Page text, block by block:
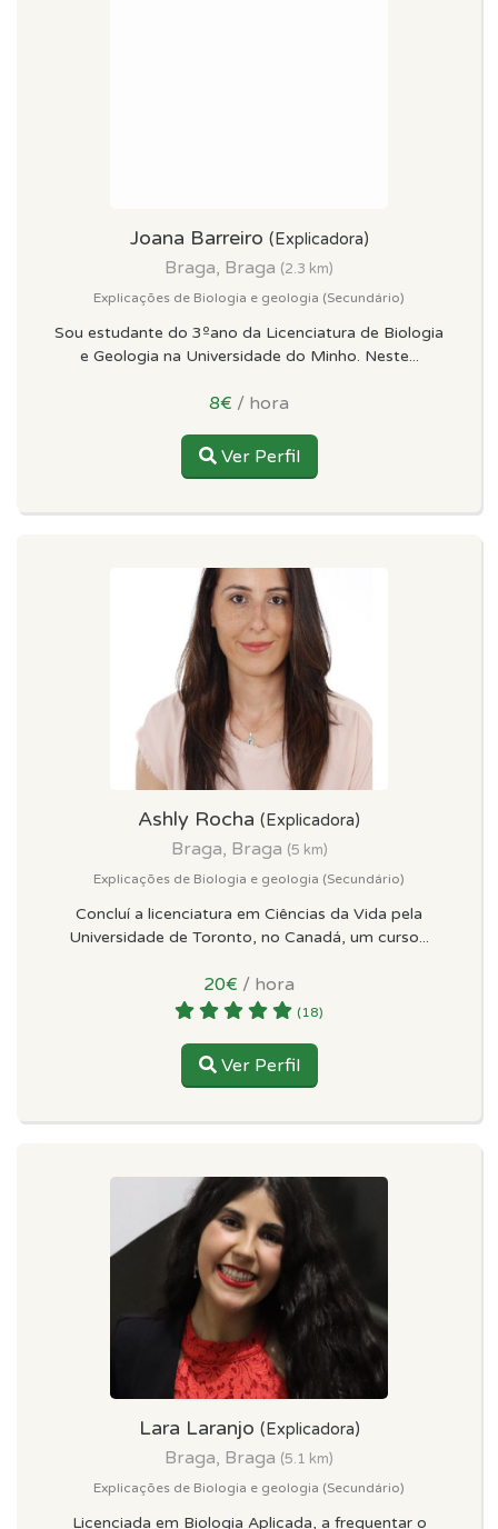
Joana Barreiro (Explicadora)
Braga, Braga (2.3 km)
Explicações de Biologia e geologia (Secundário)
Sou estudante do 3ºano da Licenciatura de Biologia
e Geologia na Universidade do Minho. Neste...
8€ / hora
Ver Perfil
Ashly Rocha (Explicadora)
Braga, Braga (5 km)
Explicações de Biologia e geologia (Secundário)
Concluí a licenciatura em Ciências da Vida pela
Universidade de Toronto, no Canadá, um curso...
20€ / hora
(18)
Ver Perfil
Lara Laranjo (Explicadora)
Braga, Braga (5.1 km)
Explicações de Biologia e geologia (Secundário)
Licenciada em Biologia Aplicada, a frequentar o